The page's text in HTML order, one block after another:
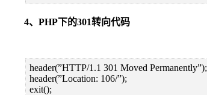
4、PHP下的301转向代码
header(”HTTP/1.1 301 Moved Permanently”);
header(”Location: 106/”);
exit();